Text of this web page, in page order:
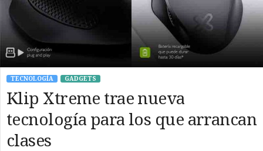
TECNOLOGÍA GADGETS
Klip Xtreme trae nueva
tecnología para los que arrancan
clases